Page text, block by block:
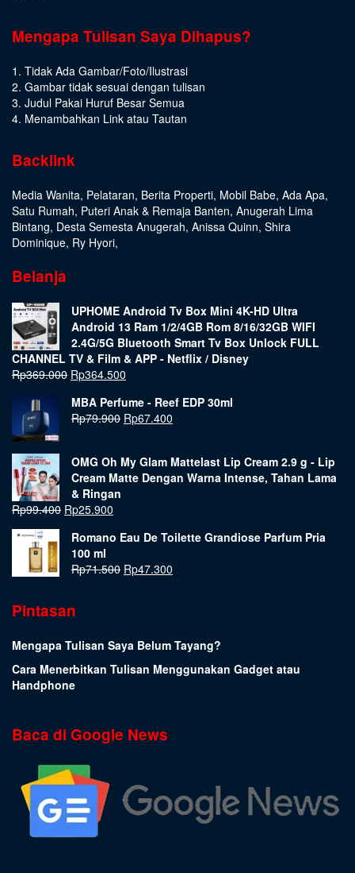
Mengapa Tulisan Saya Dihapus?
1. Tidak Ada Gambar/Foto/Ilustrasi
2. Gambar tidak sesuai dengan tulisan
3. Judul Pakai Huruf Besar Semua
4. Menambahkan Link atau Tautan
Backlink
Media Wanita, Pelataran, Berita Properti, Mobil Babe, Ada Apa,
Satu Rumah, Puteri Anak & Remaja Banten, Anugerah Lima
Bintang, Desta Semesta Anugerah, Anissa Quinn, Shira
Dominique, Ry Hyori,
Belanja
UPHOME Android Tv Box Mini 4K-HD Ultra
Android 13 Ram 1/2/4GB Rom 8/16/32GB WIFI
2.4G/5G Bluetooth Smart Tv Box Unlock FULL
CHANNEL TV & Film & APP - Netflix / Disney
Rp369.000 Rp364.500
MBA Perfume - Reef EDP 30ml
Rp79.900 Rp67.400
OMG Oh My Glam Mattelast Lip Cream 2.9 g - Lip
Cream Matte Dengan Warna Intense, Tahan Lama
& Ringan
Rp99.400 Rp25.900
Romano Eau De Toilette Grandiose Parfum Pria
100 ml
Rp71.500 Rp47.300
Pintasan
Mengapa Tulisan Saya Belum Tayang?
Cara Menerbitkan Tulisan Menggunakan Gadget atau
Handphone
Baca di Google News